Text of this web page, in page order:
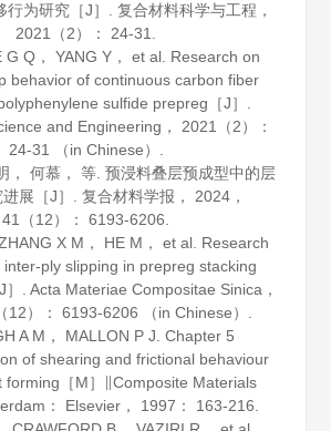
行为研究［J］.复合材料科学与工程 ，
2021
（2）： 24-31.
G Q， YANG Y， et al. Research on
behavior of continuous carbon fiber
sulfide prepreg［J］.
and Engineering ， 2021
（2）：
24-31 （in Chinese）.
， 何慕， 等. 预浸料叠层预成型中的层
进展［J］.复合材料学报 ， 2024 ，
41
（12）： 6193-6206.
X M， HE M， et al. Research
ply slipping in prepreg stacking
. Acta Materiae Compositae Sinica ，
（12）： 6193-6206 （in Chinese）.
A M， MALLON P J. Chapter 5
of shearing and frictional behaviour
forming［M］∥Composite Materials
： Elsevier， 1997 ： 163-216.